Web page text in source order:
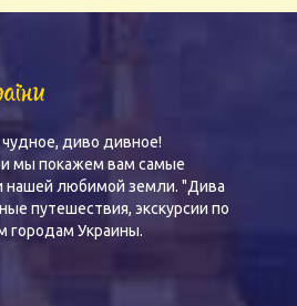
диво дивное!
мы покажем вам самые
нашей любимой земли. "Дива
путешествия, экскурсии по
городам Украины.